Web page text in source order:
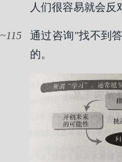
人们很容易就会反
115
通过咨询"找不到
的。